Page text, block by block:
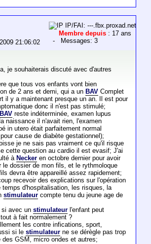
21:06:02
IP/FAI: ---.fbx.proxad.net
Membre depuis : 17 ans
- Messages: 3
je souhaiterais discuté avec d'autres
que tous vos enfants vont bien
de 2 ans et demi, qui a un BAVComplet
il y a maintenant presque un an. Il est pour
donc il n'est pas stimulé;
BAVreste indéterminée, examen lupus
naissance il n'avait rien, l'examen
in utero était parfaitement normal
cause de diabète gestationnel);
je ne sais pas vraiment ce qu'il risque
cette question au cardio il est evasif; J'ai
à Neckeren octobre dernier pour avoir
le dossier de mon fils, et le rythmoloque
devra être appareillé assez rapidement;
recevoir des explications sur l'opération
temps d'hospitalisation, les risques, la
stimulateurcompte tenu du jeune age de
avec un stimulateurl'enfant peut
à fait normalement ?
les contre infications, sport,
si le stimulateurne se dérègle pas trop
des GSM, micro ondes et autres;